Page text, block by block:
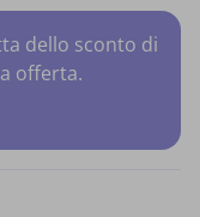
dello sconto di
offerta.